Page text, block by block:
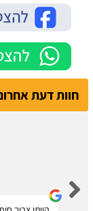
חוות דעת